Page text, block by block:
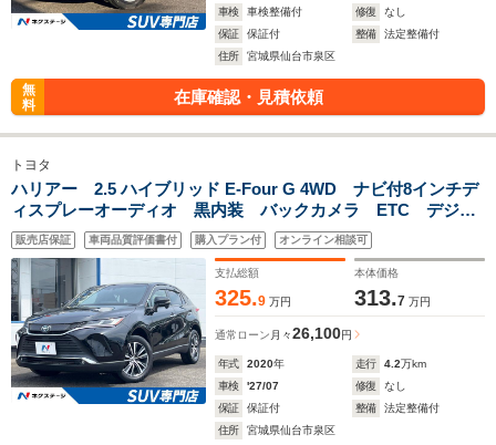
車検
車検整備付 修復
なし
保証
保証付 整備
法定整備付
住所
宮城県仙台市泉区
無
料
在庫確認・見積依頼
トヨタ
ハリアー 2.5 ハイブリッド E-Four G 4WD ナビ付8インチデ
ィスプレーオーディオ 黒内装 バックカメラ ETC デジタ
ルミラー ハーフレザーシート パワーバックドア オプショ
ンAC100V電源 寒冷地仕様 純正18インチアルミホイール
地デジ
販売店保証 車両品質評価書付 購入プラン付 オンライン相談可
支払総額
325.9 万円
本体価格
313.7 万円
通常ローン 月々26,100円
年式 2020年 走行 4.2万km
車検
'27/07 修復
なし
保証
保証付 整備
法定整備付
住所
宮城県仙台市泉区